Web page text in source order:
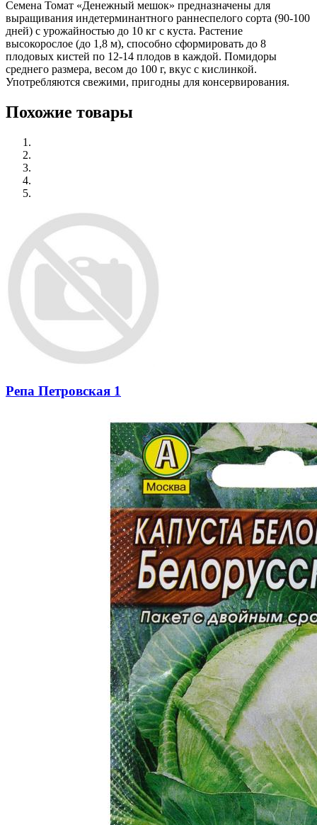
Семена Томат «Денежный мешок» предназначены для
выращивания индетерминантного раннеспелого сорта (90-100
дней) с урожайностью до 10 кг с куста. Растение
высокорослое (до 1,8 м), способно сформировать до 8
плодовых кистей по 12-14 плодов в каждой. Помидоры
среднего размера, весом до 100 г, вкус с кислинкой.
Употребляются свежими, пригодны для консервирования.
Похожие товары
Репа Петровская 1